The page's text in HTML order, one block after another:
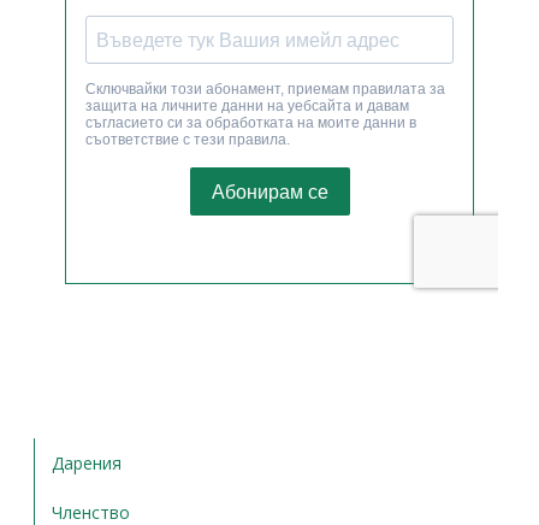
Дарения
Членство